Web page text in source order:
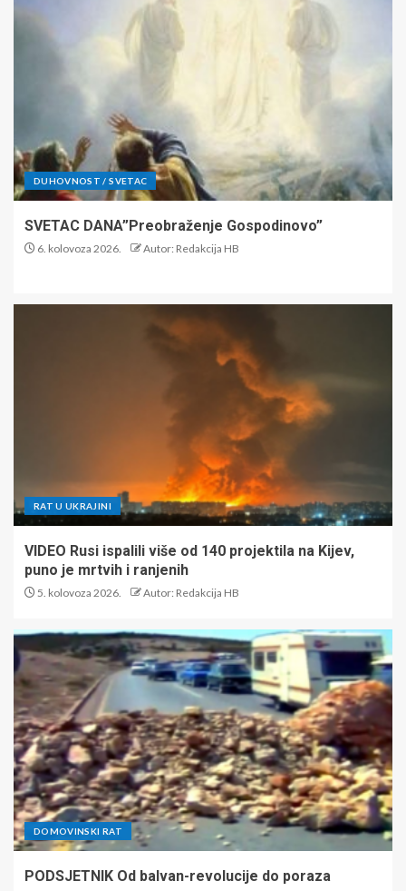
DUHOVNOST / SVETAC
SVETAC DANA”Preobraženje Gospodinovo”
6. kolovoza 2026. Autor: Redakcija HB
RAT U UKRAJINI
VIDEO Rusi ispalili više od 140 projektila na Kijev,
puno je mrtvih i ranjenih
5. kolovoza 2026. Autor: Redakcija HB
DOMOVINSKI RAT
PODSJETNIK Od balvan-revolucije do poraza